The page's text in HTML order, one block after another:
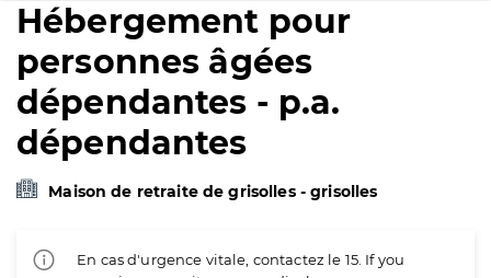
Hébergement pour
personnes âgées
dépendantes - p.a.
dépendantes
Maison de retraite de grisolles - grisolles
En cas d'urgence vitale, contactez le 15. If you